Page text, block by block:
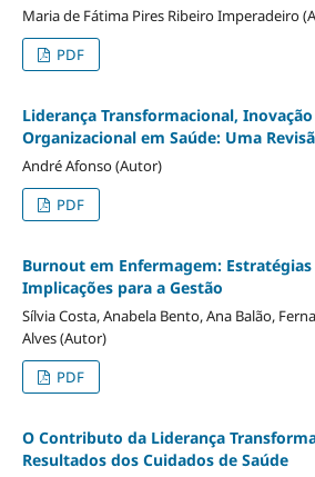
Maria de Fátima Pires Ribeiro Imperadeiro
PDF
Liderança Transformacional,
Organizacional em Saúde: Uma
André Afonso (Autor)
PDF
Burnout em Enfermagem:
Implicações para a Gestão
Sílvia Costa, Anabela Bento, Ana Balão,
Alves (Autor)
PDF
O Contributo da Liderança
Resultados dos Cuidados de Saúde